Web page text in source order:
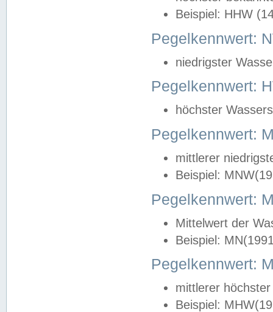
Beispiel: HHW
Pegelkennwert:
niedrigster
Pegelkennwert:
höchster
Pegelkennwert:
mittlerer
Beispiel:
Pegelkennwert:
Mittelwert der
Beispiel:
Pegelkennwert:
mittlerer
Beispiel: